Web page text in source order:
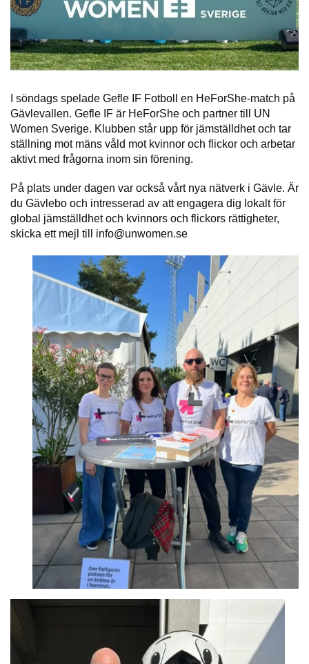
I söndags spelade Gefle IF Fotboll en HeForShe-match på
Gävlevallen. Gefle IF är HeForShe och partner till UN
Women Sverige. Klubben står upp för jämställdhet och tar
ställning mot mäns våld mot kvinnor och flickor och arbetar
aktivt med frågorna inom sin förening.
På plats under dagen var också vårt nya nätverk i Gävle. Är
du Gävlebo och intresserad av att engagera dig lokalt för
global jämställdhet och kvinnors och flickors rättigheter,
skicka ett mejl till info@unwomen.se